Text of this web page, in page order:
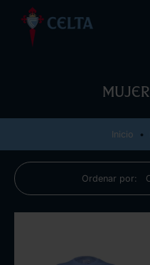
Inicio •
Ordenar por: